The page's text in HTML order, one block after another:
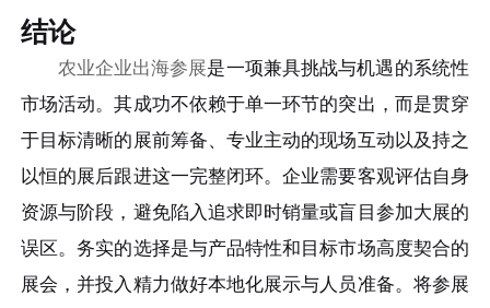
结论
农业企业出海参展是一项兼具挑战与机遇的系统性
市场活动。其成功不依赖于单一环节的突出，而是贯穿
于目标清晰的展前筹备、专业主动的现场互动以及持之
以恒的展后跟进这一完整闭环。企业需要客观评估自身
资源与阶段，避免陷入追求即时销量或盲目参加大展的
误区。务实的选择是与产品特性和目标市场高度契合的
展会，并投入精力做好本地化展示与人员准备。将参展